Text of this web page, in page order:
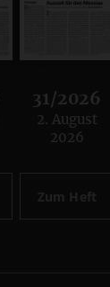
31/2026
:
2. August
2026
Zum Heft